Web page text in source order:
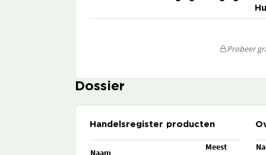
Probeer
Dossier
Handelsregister producten
Naam
Meest